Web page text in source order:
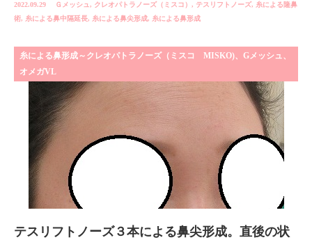
2022.09.29 Ｇメッシュ, クレオパトラノーズ（ミスコ） , テスリフトノーズ, 糸による隆鼻
術, 糸による鼻中隔延長, 糸による鼻尖形成, 糸による鼻形成
糸による鼻形成～クレオパトラノーズ（ミスコ MISKO)、Gメッシュ、
オメガVL
テスリフトノーズ３本による鼻尖形成。直後の状